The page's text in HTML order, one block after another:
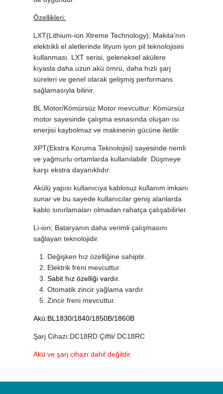
Özellikleri:
LXT(Lithium-ion Xtreme Technology); Makita'nın
elektrikli el aletlerinde lityum iyon pil teknolojisini
kullanması. LXT serisi, geleneksel akülere
kıyasla daha uzun akü ömrü, daha hızlı şarj
süreleri ve genel olarak gelişmiş performans
sağlamasıyla bilinir.
BL Motor/Kömürsüz Motor mevcuttur. Kömürsüz
motor sayesinde çalışma esnasında oluşan ısı
enerjisi kaybolmaz ve makinenin gücüne iletilir.
XPT(Ekstra Koruma Teknolojisi) sayesinde nemli
ve yağmurlu ortamlarda kullanılabilir. Düşmeye
karşı ekstra dayanıklıdır.
Akülü yapısı kullanıcıya kablosuz kullanım imkanı
sunar ve bu sayede kullanıcılar geniş alanlarda
kablo sınırlamaları olmadan rahatça çalışabilirler.
Li-ion; Bataryanın daha verimli çalışmasını
sağlayan teknolojidir.
Değişken hız özelliğine sahiptir.
Elektrik freni mevcuttur.
Sabit hız özelliği vardır.
Otomatik zincir yağlama vardır.
Zincir freni mevcuttur.
Akü:BL1830/1840/1850B/1860B
Şarj Cihazı:DC18RD Çiftli/ DC18RC
Akü ve şarj cihazı dahil değildir.